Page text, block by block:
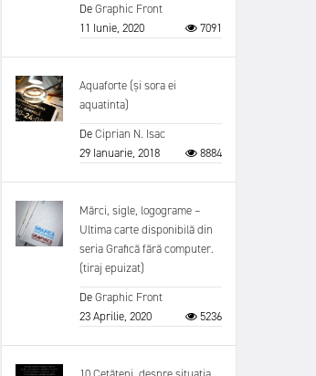
DeGraphic Front
11 Iunie, 2020
7091
Aquaforte (și sora ei
aquatinta)
DeCiprian N. Isac
29 Ianuarie, 2018
8884
Mărci, sigle, logograme –
Ultima carte disponibilă din
seria Grafică fără computer.
(tiraj epuizat)
DeGraphic Front
23 Aprilie, 2020
5236